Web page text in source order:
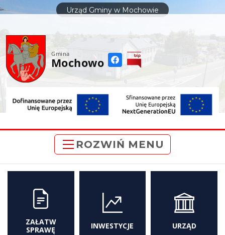
treści
Urząd Gminy w Mochowie
Gmina
Mochowo
ROZWIŃ MENU
ZAŁATW
SPRAWĘ
INWESTYCJE URZĄD